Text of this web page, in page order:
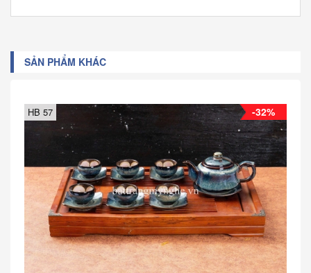
SẢN PHẨM KHÁC
-32%
HB 57